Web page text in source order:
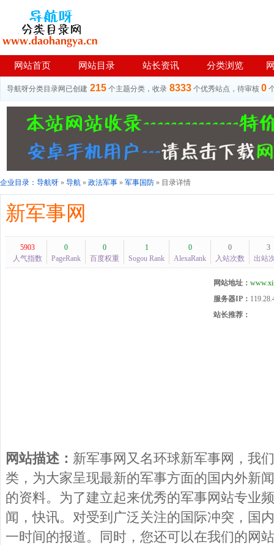
网站首页 网站目录 站长资讯 分类浏览
导航呀分类目录网已创建 215 个主题分类，收录 8333 个优秀站点，待审核 0
企业目录： 导航呀 » 导航 » 政法军事 » 军事国防 » 目录详情
新军事网
5903
人气指数
0
PageRank
0
百度权重
1
Sogou Rank
0
AlexaRank
0
入站次数
3
出站
网站地址：
服务器IP：
站长推荐：
网站描述： 新军事网又名环球新军事网，我
类，为大家呈现最新的军事方面的国内外新
的资料。为了建立起来优秀的军事网站专业
闻，快讯。对受到广泛关注的国际冲突，国
一时间的报道。同时，您还可以在我们的网